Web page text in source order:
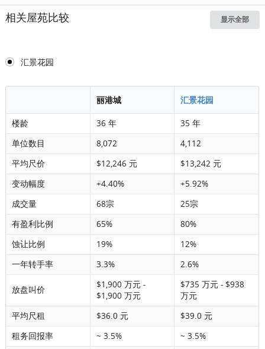
相关屋苑比较 显示全部
汇景花园
丽港城 汇景花园
楼龄 36 年
35 年
单位数目
8,072
4,112
平均尺价
$12,246 元
$13,242 元
变动幅度
+4.40%
+5.92%
成交量
68宗
25宗
有盈利比例
65%
80%
蚀让比例
19%
12%
一年转手率
3.3% 2.6%
放盘叫价
$1,900 万元 -
$1,900 万元
$735 万元 - $938
万元
平均尺租
$36.0 元
$39.0 元
租务回报率
~ 3.5%
~ 3.5%